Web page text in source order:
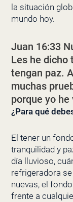
la situación
mundo hoy.
Juan 16:33
Les he dicho
tengan paz.
muchas
porque yo
¿Para qué
El tener un
tranquilidad y
día lluvioso,
refrigeradora
nuevas, el
frente a